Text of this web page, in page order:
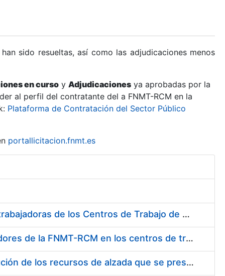
sido resueltas, así como las adjudicaciones menos
en curso y Adjudicaciones ya aprobadas por la
al perfil del contratante del a FNMT-RCM en la
Plataforma de Contratación del Sector Público
portallicitacion.fnmt.es
Suministro de Protectores Auditivos a medida para las personas trabajadoras de los Centros de Trabajo de Madrid y Burgos
Suministro de gafas graduadas antiproyecciones para los trabajadores de la FNMT-RCM en los centros de trabajo de Madrid y Burgos
Servicios de una empresa externa para el asesoramiento y resolución de los recursos de alzada que se presentan relacionados con procesos de selección para la FNMT-RCM